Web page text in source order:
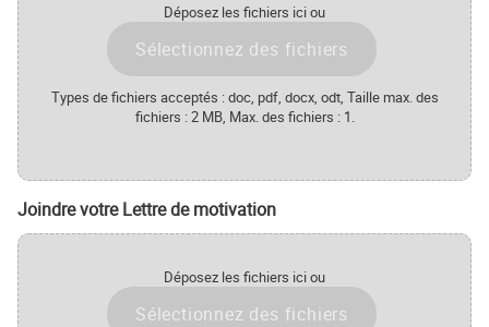
Déposez les fichiers ici ou
Sélectionnez des fichiers
Types de fichiers acceptés : doc, pdf, docx, odt, Taille max. des
fichiers : 2 MB, Max. des fichiers : 1.
Joindre votre Lettre de motivation
Déposez les fichiers ici ou
Sélectionnez des fichiers